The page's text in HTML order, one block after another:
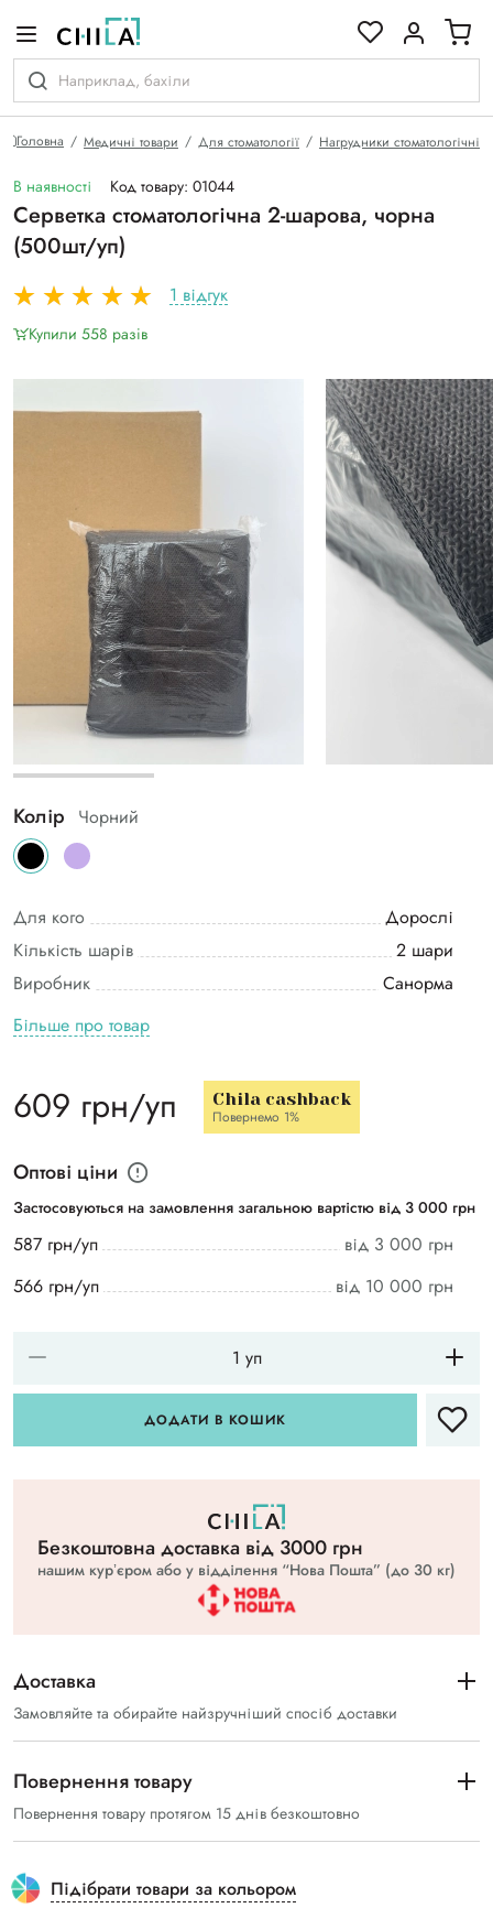
Головна Медичні товари Для стоматології Нагрудники стоматологічні
В наявності Код товару: 01044
Серветка стоматологічна 2-шарова, чорна
(500шт/уп)
1 відгук
Купили 558 разiв
Колір Чорний
Для кого
Дорослі
Кількість шарів
2 шари
Виробник
Санорма
Більше про товар
609 грн/уп Chila cashback
Повернемо 1%
Оптові ціни
Застосовуються на замовлення загальною вартістю від 3 000 грн
587 грн/уп
від 3 000 грн
566 грн/уп
від 10 000 грн
ДОДАТИ В КОШИК
Безкоштовна доставка вiд 3000 грн
нашим курʼєром або у відділення “Нова Пошта” (до 30 кг)
Доставка
Замовляйте та обирайте найзручніший спосіб доставки
Повернення товару
Повернення товару протягом 15 днів безкоштовно
Підібрати товари за кольором
гамі